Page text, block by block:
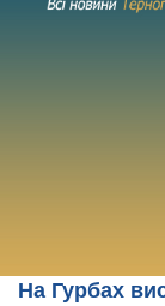
На Гурбах